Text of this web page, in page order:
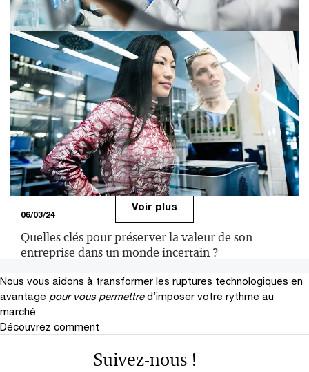
29/03/23
Tendances et perspectives des fusions et
acquisitions en France : industries de santé
06/03/24
Quelles clés pour préserver la valeur de son
entreprise dans un monde incertain ?
Voir plus
Nous vous aidons à transformer les ruptures technologiques en
avantage pour vous permettre d’imposer votre rythme au
marché
Découvrez comment
Suivez-nous !